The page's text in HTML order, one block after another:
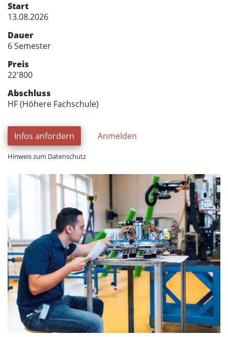
Start
13.08.2026
Dauer
6 Semester
Preis
22'800
Abschluss
HF (Höhere Fachschule)
Infos anfordern Anmelden
Hinweis zum Datenschutz